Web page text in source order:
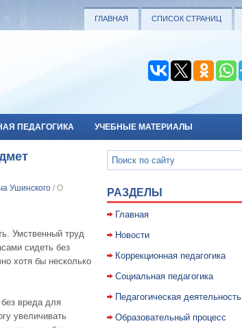
ГЛАВНАЯ СПИСОК СТРАНИЦ
ПЕДАГОГИКА УЧЕБНЫЕ МАТЕРИАЛЫ
Ушинского / О
Умственный труд
сидеть без
хотя бы несколько
вреда для
увеличивать
РАЗДЕЛЫ
Главная
Новости
Коррекционная педагогика
Социальная педагогика
Педагогическая деятельность
Образовательный процесс